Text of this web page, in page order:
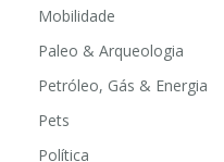
Mobilidade
Paleo & Arqueologia
Petróleo, Gás & Energia
Pets
Política